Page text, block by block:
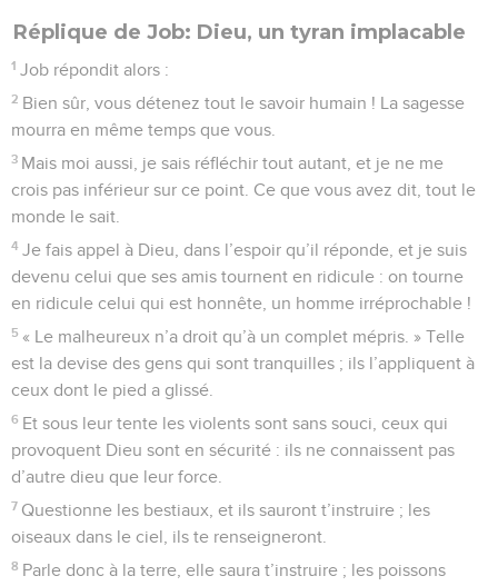
Réplique de Job: Dieu, un tyran implacable
1 Job répondit alors :
2 Bien sûr, vous détenez tout le savoir humain ! La sagesse
mourra en même temps que vous.
3 Mais moi aussi, je sais réfléchir tout autant, et je ne me
crois pas inférieur sur ce point. Ce que vous avez dit, tout le
monde le sait.
4 Je fais appel à Dieu, dans l’espoir qu’il réponde, et je suis
devenu celui que ses amis tournent en ridicule : on tourne
en ridicule celui qui est honnête, un homme irréprochable !
5 « Le malheureux n’a droit qu’à un complet mépris. » Telle
est la devise des gens qui sont tranquilles ; ils l’appliquent à
ceux dont le pied a glissé.
6 Et sous leur tente les violents sont sans souci, ceux qui
provoquent Dieu sont en sécurité : ils ne connaissent pas
d’autre dieu que leur force.
7 Questionne les bestiaux, et ils sauront t’instruire ; les
oiseaux dans le ciel, ils te renseigneront.
8 Parle donc à la terre, elle saura t’instruire ; les poissons